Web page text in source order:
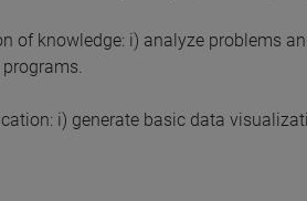
of knowledge: i) analyze problems
i) generate basic data